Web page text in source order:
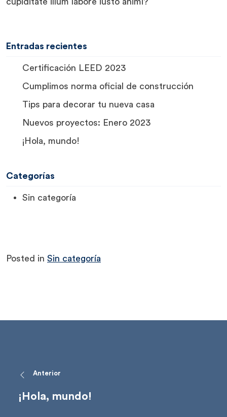
Entradas recientes
Certificación LEED 2023
Cumplimos norma oficial de construcción
Tips para decorar tu nueva casa
Nuevos proyectos: Enero 2023
¡Hola, mundo!
Categorías
Sin categoría
Posted in Sin categoría
Anterior
¡Hola, mundo!